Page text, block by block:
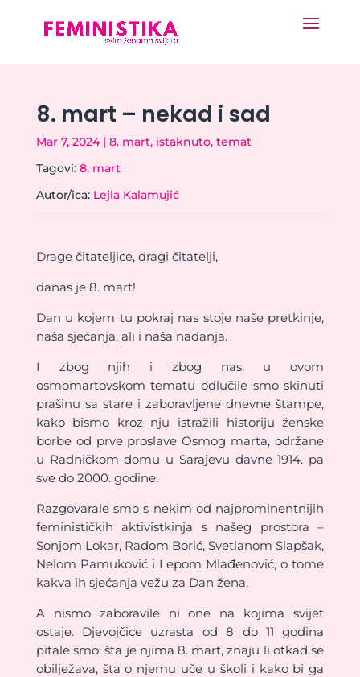
8. mart – nekad i sad
Mar 7, 2024| 8. mart, istaknuto, temat
Tagovi: 8. mart
Autor/ica: Lejla Kalamujić
Drage čitateljice, dragi čitatelji,
danas je 8. mart!
Dan u kojem tu pokraj nas stoje naše pretkinje,
naša sjećanja, ali i naša nadanja.
I zbog njih i zbog nas, u ovom
osmomartovskom tematu odlučile smo skinuti
prašinu sa stare i zaboravljene dnevne štampe,
kako bismo kroz nju istražili historiju ženske
borbe od prve proslave Osmog marta, održane
u Radničkom domu u Sarajevu davne 1914. pa
sve do 2000. godine.
Razgovarale smo s nekim od najprominentnijih
feminističkih aktivistkinja s našeg prostora –
Sonjom Lokar, Radom Borić, Svetlanom Slapšak,
Nelom Pamuković i Lepom Mlađenović, o tome
kakva ih sjećanja vežu za Dan žena.
A nismo zaboravile ni one na kojima svijet
ostaje. Djevojčice uzrasta od 8 do 11 godina
pitale smo: šta je njima 8. mart, znaju li otkad se
obilježava, šta o njemu uče u školi i kako bi ga